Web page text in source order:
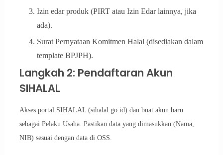
Izin edar produk (PIRT atau Izin Edar lainnya, jika
ada).
Surat Pernyataan Komitmen Halal (disediakan dalam
template BPJPH).
Langkah 2: Pendaftaran Akun
SIHALAL
Akses portal SIHALAL (sihalal.go.id) dan buat akun baru
sebagai Pelaku Usaha. Pastikan data yang dimasukkan (Nama,
NIB) sesuai dengan data di OSS.